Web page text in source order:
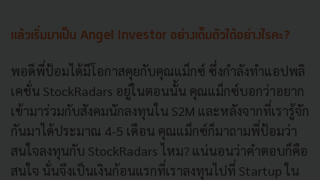
แล้วเริ่มมาเป็น Angel Investor อย่างเต็มตัวได้อย่างไรคะ?
พอดีพี่ป้อมได้มีโอกาสคุยกับคุณแม็กซ์ ซึ่งกำลังทำแอปพลิ
เคชั่น StockRadars อยู่ในตอนนั้น คุณแม็กซ์บอกว่าอยาก
เข้ามาร่วมกับสังคมนักลงทุนใน S2M และหลังจากที่เรารู้จัก
กันมาได้ประมาณ 4-5 เดือน คุณแม็กซ์ก็มาถามพี่ป้อมว่า
สนใจลงทุนกับ StockRadars ไหม? แน่นอนว่าคำตอบก็คือ
สนใจ นั่นจึงเป็นเงินก้อนแรกที่เราลงทุนไปที่ Startup ใน